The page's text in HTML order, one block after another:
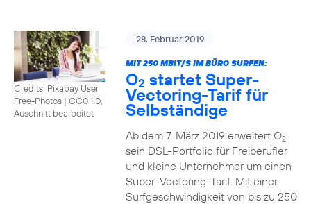
Credits: Pixabay User
Free-Photos | CC0 1.0,
Auschnitt bearbeitet
28. Februar 2019
MIT 250 MBIT/S IM BÜRO SURFEN:
O2 startet Super-
Vectoring-Tarif für
Selbständige
Ab dem 7. März 2019 erweitert O2
sein DSL-Portfolio für Freiberufler
und kleine Unternehmer um einen
Super-Vectoring-Tarif. Mit einer
Surfgeschwindigkeit von bis zu 250